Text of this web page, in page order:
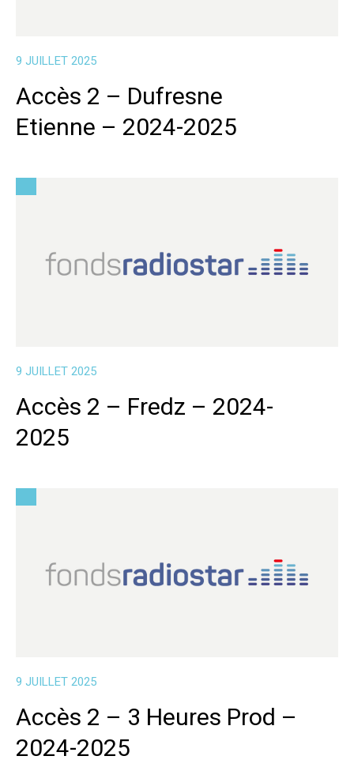
9 JUILLET 2025
Accès 2 – Dufresne
Etienne – 2024-2025
9 JUILLET 2025
Accès 2 – Fredz – 2024-
2025
9 JUILLET 2025
Accès 2 – 3 Heures Prod –
2024-2025